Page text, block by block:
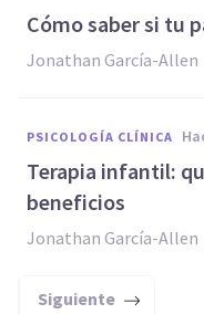
Cómo saber si tu
Jonathan García-Allen
PSICOLOGÍA CLÍNICA
​Terapia infantil:
beneficios
Jonathan García-Allen
Siguiente